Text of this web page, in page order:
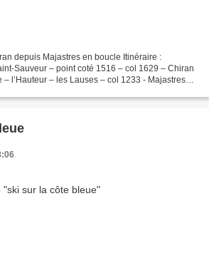
depuis Majastres en boucle Itinéraire :
Sauveur – point coté 1516 – col 1629 – Chiran
l’Hauteur – les Lauses – col 1233 - Majastres